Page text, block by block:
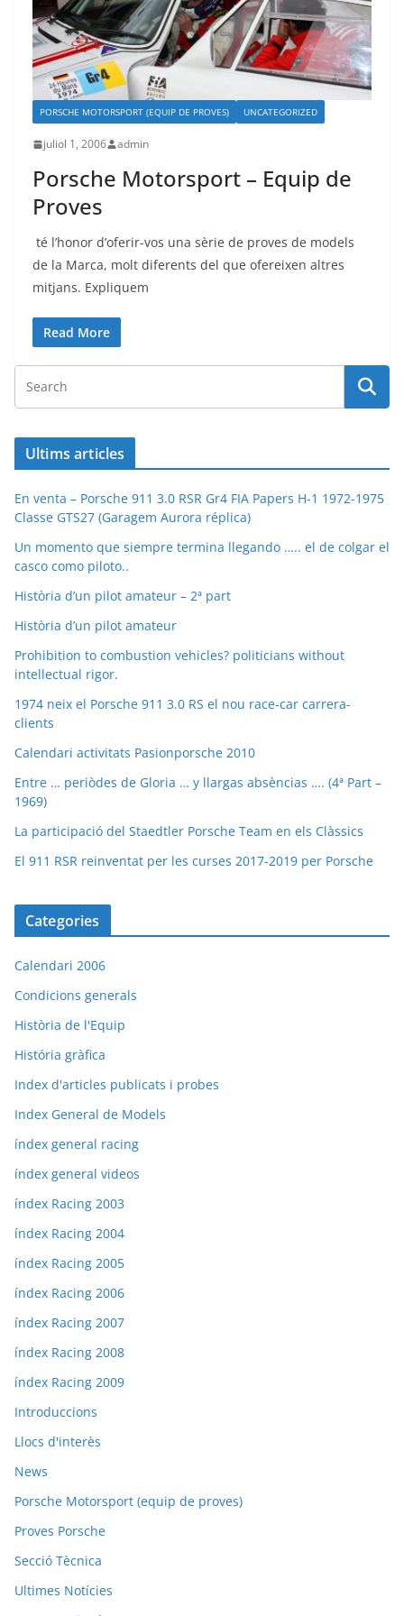
PORSCHE MOTORSPORT (EQUIP DE PROVES) UNCATEGORIZED
juliol 1, 2006 admin
Porsche Motorsport – Equip de
Proves
té l’honor d’oferir-vos una sèrie de proves de models
de la Marca, molt diferents del que ofereixen altres
mitjans. Expliquem
Read More
Ultims articles
En venta – Porsche 911 3.0 RSR Gr4 FIA Papers H-1 1972-1975
Classe GTS27 (Garagem Aurora réplica)
Un momento que siempre termina llegando ….. el de colgar el
casco como piloto..
Història d’un pilot amateur – 2ª part
Història d’un pilot amateur
Prohibition to combustion vehicles? politicians without
intellectual rigor.
1974 neix el Porsche 911 3.0 RS el nou race-car carrera-
clients
Calendari activitats Pasionporsche 2010
Entre … periòdes de Gloria … y llargas absèncias …. (4ª Part –
1969)
La participació del Staedtler Porsche Team en els Clàssics
El 911 RSR reinventat per les curses 2017-2019 per Porsche
Categories
Calendari 2006
Condicions generals
Història de l'Equip
História gràfica
Index d'articles publicats i probes
Index General de Models
índex general racing
índex general videos
índex Racing 2003
índex Racing 2004
índex Racing 2005
índex Racing 2006
índex Racing 2007
índex Racing 2008
índex Racing 2009
Introduccions
Llocs d'interès
News
Porsche Motorsport (equip de proves)
Proves Porsche
Secció Tècnica
Ultimes Notícies